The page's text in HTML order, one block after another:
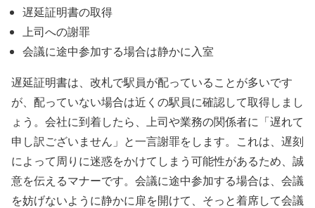
遅延証明書の取得
上司への謝罪
会議に途中参加する場合は静かに入室
遅延証明書は、改札で駅員が配っていることが多いです
が、配っていない場合は近くの駅員に確認して取得しまし
ょう。会社に到着したら、上司や業務の関係者に「遅れて
申し訳ございません」と一言謝罪をします。これは、遅刻
によって周りに迷惑をかけてしまう可能性があるため、誠
意を伝えるマナーです。会議に途中参加する場合は、会議
を妨げないように静かに扉を開けて、そっと着席して会議